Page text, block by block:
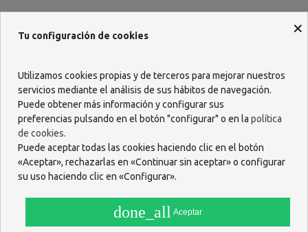
Descripción
Arkocápsulas Tribulus Terrestrises un complemento
alimenticio especialmente indicado para las personas que desean
mejorar su vida sexual y aumentar su libido.
El Tribulus, comúnmente llamado abrojo, tiene un tallo trepador
que puede alcanzar los 90 cm de altura y crece en los suelos
arenosos del sur de Europa, China y Asia occidental.
En fitoterapia se han utilizado tradicionalmente sus frutos y hojas.
El tribulus ayuda a mejorar la vida sexual y la
El Tribulus, comúnmente llamado abrojo, tiene un tallo trepador
×
Tu configuración de cookies
Utilizamos cookies propias y de terceros para mejorar nuestros
servicios mediante el análisis de sus hábitos de navegación.
Puede obtener más información y configurar sus
preferencias pulsando en el botón "configurar" o en la política
de cookies.
Puede aceptar todas las cookies haciendo clic en el botón
«Aceptar», rechazarlas en «Continuar sin aceptar» o configurar
su uso haciendo clic en «Configurar».
done_all Aceptar